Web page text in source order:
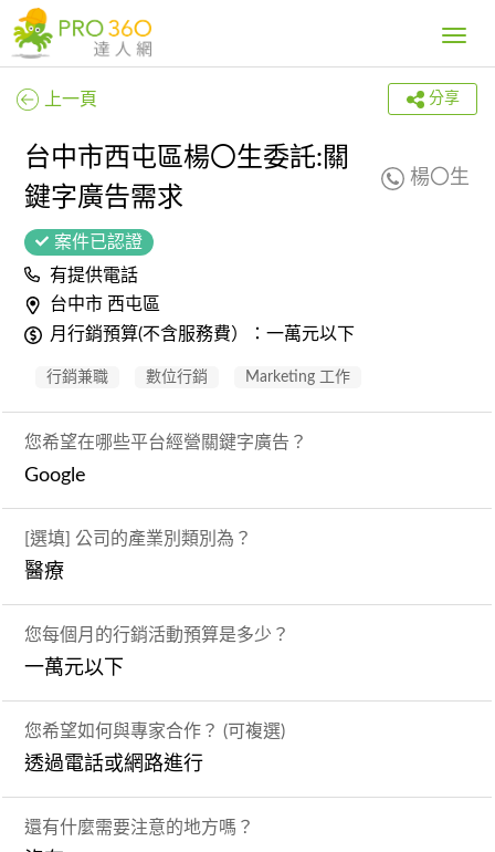
Toggle
上一頁 分享
台中市西屯區楊〇生委託:關
鍵字廣告需求
楊〇生
案件已認證
有提供電話
台中市 西屯區
月行銷預算(不含服務費）：一萬元以下
行銷兼職 數位行銷 Marketing 工作
您希望在哪些平台經營關鍵字廣告？
Google
[選填] 公司的產業別類別為？
醫療
您每個月的行銷活動預算是多少？
一萬元以下
您希望如何與專家合作？ (可複選)
透過電話或網路進行
還有什麼需要注意的地方嗎？